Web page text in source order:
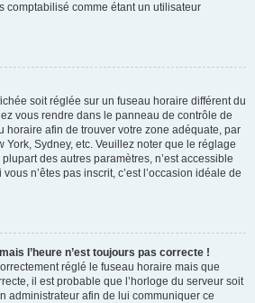
comptabilisé comme étant un utilisateur
soit réglée sur un fuseau horaire différent du
vous rendre dans le panneau de contrôle de
horaire afin de trouver votre zone adéquate, par
York, Sydney, etc. Veuillez noter que le réglage
des autres paramètres, n’est accessible
n’êtes pas inscrit, c’est l’occasion idéale de
l’heure n’est toujours pas correcte !
réglé le fuseau horaire mais que
il est probable que l’horloge du serveur soit
administrateur afin de lui communiquer ce